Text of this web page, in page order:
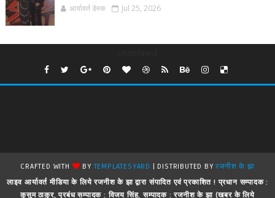
आर्यावर्त डेस्क Jul 25, 2026
CRAFTED WITH BYTEMPLATESYARD | DISTRIBUTED BYरजनीश के झा
लाइव आर्यावर्त मीडिया के लिये रजनीश के झा द्वारा संपादित एवं प्रकाशित ! प्रधान सम्पादक :
कुसुम ठाकुर, प्रबंध सम्पादक : विजय सिंह, सम्पादक : रजनीश के झा (खबर के लिये